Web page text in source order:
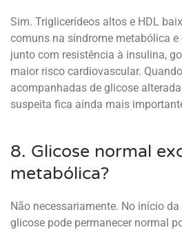
Sim. Triglicerídeos altos e HDL
comuns na síndrome metabólica
junto com resistência à insulina,
maior risco cardiovascular.
acompanhadas de glicose
suspeita fica ainda mais
8. Glicose normal
metabólica?
Não necessariamente. No início
glicose pode permanecer normal